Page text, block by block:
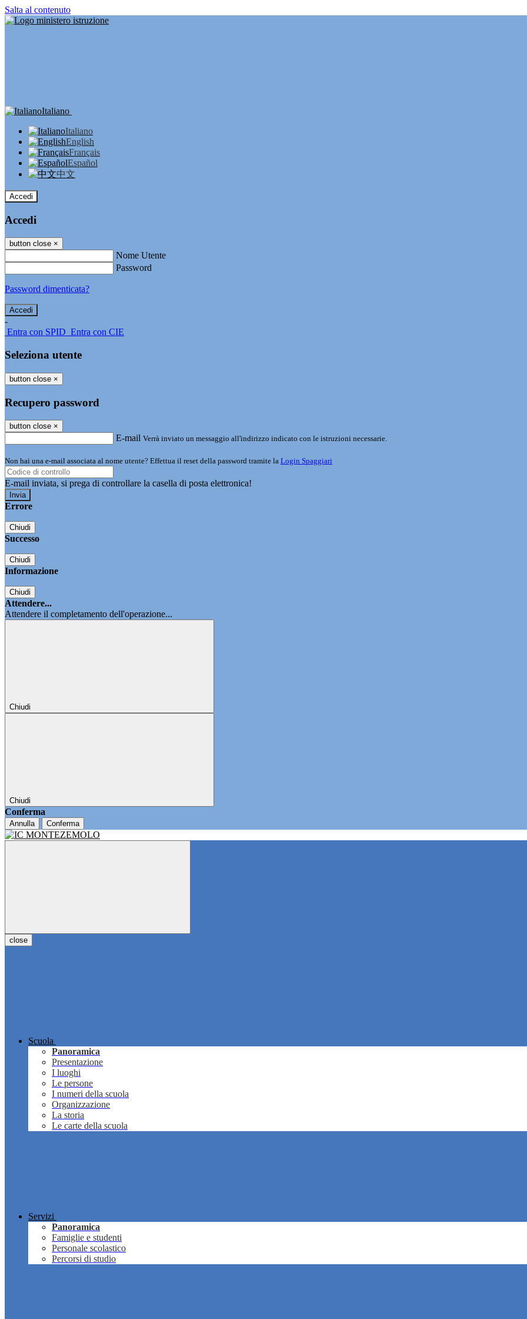
Salta al contenuto
Italiano
Italiano
English
Français
Español
中文
Accedi
Accedi
button close ×
Nome Utente
Password
Password dimenticata?
-
Entra con SPID Entra con CIE
Seleziona utente
button close ×
Recupero password
button close ×
E-mail Verrà inviato un messaggio all'indirizzo indicato con le istruzioni necessarie.
Non hai una e-mail associata al nome utente? Effettua il reset della password tramite la Login Spaggiari
E-mail inviata, si prega di controllare la casella di posta elettronica!
Errore
Chiudi
Successo
Chiudi
Informazione
Chiudi
Attendere...
Attendere il completamento dell'operazione...
Chiudi
Chiudi
Conferma
Annulla Conferma
close
Scuola
Panoramica
Presentazione
I luoghi
Le persone
I numeri della scuola
Organizzazione
La storia
Le carte della scuola
Servizi
Panoramica
Famiglie e studenti
Personale scolastico
Percorsi di studio